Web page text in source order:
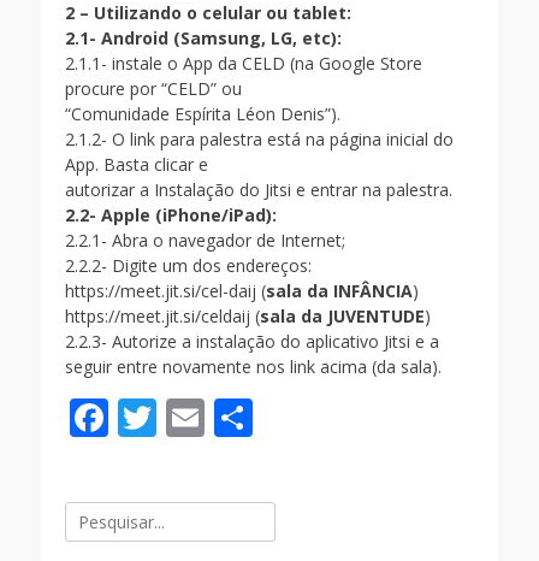
2 – Utilizando o celular ou tablet:
2.1- Android (Samsung, LG, etc):
2.1.1- instale o App da CELD (na Google Store
procure por “CELD” ou
“Comunidade Espírita Léon Denis”).
2.1.2- O link para palestra está na página inicial do
App. Basta clicar e
autorizar a Instalação do Jitsi e entrar na palestra.
2.2- Apple (iPhone/iPad):
2.2.1- Abra o navegador de Internet;
2.2.2- Digite um dos endereços:
https://meet.jit.si/cel-daij (sala da INFÂNCIA)
https://meet.jit.si/celdaij (sala da JUVENTUDE)
2.2.3- Autorize a instalação do aplicativo Jitsi e a
seguir entre novamente nos link acima (da sala).
F
e
b
T
itt
er
E
ai
l
ar
e
Pesquisar
por: